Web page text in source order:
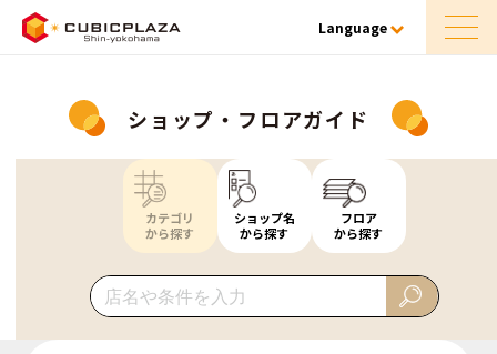
Language
ショップ・フロアガイド
カテゴリ
から探す
ショップ名
から探す
フロア
から探す